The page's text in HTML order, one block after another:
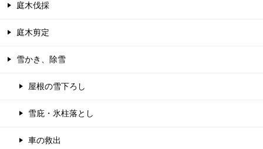
庭木伐採
庭木剪定
雪かき、除雪
屋根の雪下ろし
雪庇・氷柱落とし
車の救出